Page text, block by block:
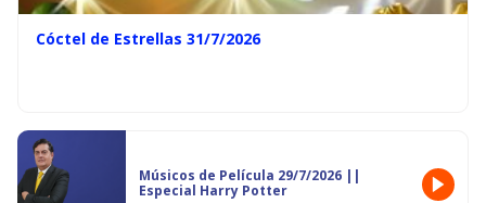
Cóctel de Estrellas 31/7/2026
Músicos de Película 29/7/2026 ||
Especial Harry Potter